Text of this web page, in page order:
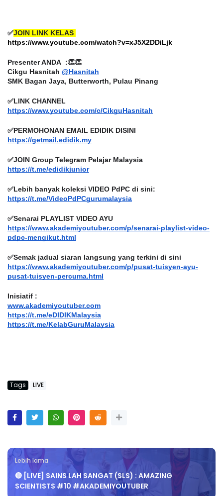
✅JOIN LINK KELAS
https://www.youtube.com/watch?v=xJ5X2DDiLjk
Presenter ANDA  :👏👏
Cikgu Hasnitah @Hasnitah
SMK Bagan Jaya, Butterworth, Pulau Pinang
✅LINK CHANNEL
https://www.youtube.com/c/CikguHasnitah
✅PERMOHONAN EMAIL EDIDIK DISINI
https://getmail.edidik.my
✅JOIN Group Telegram Pelajar Malaysia
https://t.me/edidikjunior
✅Lebih banyak koleksi VIDEO PdPC di sini:
https://t.me/VideoPdPCgurumalaysia
✅Senarai PLAYLIST VIDEO AYU
https://www.akademiyoutuber.com/p/senarai-playlist-video-
pdpc-mengikut.html
✅Semak jadual siaran langsung yang terkini di sini
https://www.akademiyoutuber.com/p/pusat-tuisyen-ayu-
pusat-tuisyen-percuma.html
Inisiatif :
www.akademiyoutuber.com
https://t.me/eDIDIKMalaysia
https://t.me/KelabGuruMalaysia
Tags LIVE
Lebih lama
🔴 [LIVE] SAINS LAH SANGAT (SLS) : AMAZING
SCIENTISTS #10 #AKADEMIYOUTUBER